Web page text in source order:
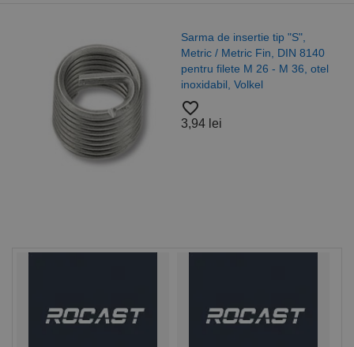
Metric / Metric Fin, DIN 8140
pentru filete M 26 - M 36, otel
inoxidabil, Volkel
favorite_border
3,94 lei